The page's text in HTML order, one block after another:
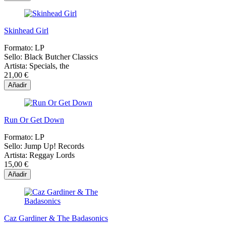
Skinhead Girl
Formato: LP
Sello: Black Butcher Classics
Artista: Specials, the
21,00 €
Añadir
Run Or Get Down
Formato: LP
Sello: Jump Up! Records
Artista: Reggay Lords
15,00 €
Añadir
Caz Gardiner & The Badasonics